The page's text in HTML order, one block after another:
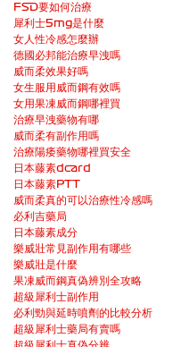
FSD要如何治療
犀利士5mg是什麼
女人性冷感怎麼辦
德國必邦能治療早洩嗎
威而柔效果好嗎
女生服用威而鋼有效嗎
女用果凍威而鋼哪裡買
治療早洩藥物有哪
威而柔有副作用嗎
治療陽痿藥物哪裡買安全
日本藤素dcard
日本藤素PTT
威而柔真的可以治療性冷感嗎
必利吉藥局
日本藤素成分
樂威壯常見副作用有哪些
樂威壯是什麼
果凍威而鋼真偽辨別全攻略
超級犀利士副作用
必利勁與延時噴劑的比較分析
超級犀利士藥局有賣嗎